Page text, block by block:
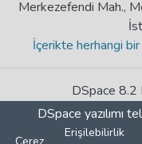
Merkezefendi Mah.,
İçerikte herhangi
DSpace
DSpace yazılımı
Çerez
Erişilebilirlik